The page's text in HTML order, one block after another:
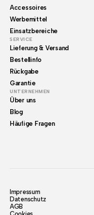
Accessoires
Werbemittel
Einsatzbereiche
SERVICE
Lieferung & Versand
Bestellinfo
Rückgabe
Garantie
UNTERNEHMEN
Über uns
Blog
Häufige Fragen
Impressum
Datenschutz
AGB